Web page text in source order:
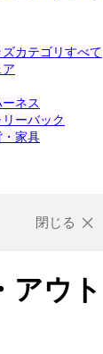
カテゴリすべて
ネス
ーバック
家具
閉じる
アウ